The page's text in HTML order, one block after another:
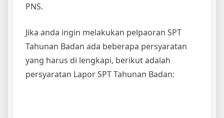
PNS.
Jika anda ingin melakukan pelpaoran SPT
Tahunan Badan ada beberapa persyaratan
yang harus di lengkapi, berikut adalah
persyaratan Lapor SPT Tahunan Badan: